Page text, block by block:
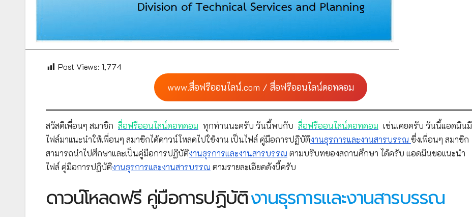
Post Views: 1,774
www.สื่อฟรีออนไลน์.com / สื่อฟรีออนไลน์ดอทคอม
สวัสดีเพื่อนๆ สมาชิก สื่อฟรีออนไลน์ดอทคอม ทุกท่านนะครับ วันนี้พบกับ สื่อฟรีออนไลน์ดอทคอม เช่นเคยครับ วันนี้แอดมินมี
ไฟล์มาแนะนำให้เพื่อนๆ สมาชิกได้ดาวน์โหลดไปใช้งาน เป็นไฟล์ คู่มือการปฏิบัติงานธุรการและงานสารบรรณ ซึ่งเพื่อนๆ สมาชิก
สามารถนำไปศึกษาและเป็นคู่มือการปฏิบัติงานธุรการและงานสารบรรณ ตามบริบทของสถานศึกษา ได้ครับ แอดมินขอแนะนำ
ไฟล์ คู่มือการปฏิบัติงานธุรการและงานสารบรรณ ตามรายละเอียดดังนี้ครับ
ดาวน์โหลดฟรี คู่มือการปฏิบัติงานธุรการและงานสารบรรณ